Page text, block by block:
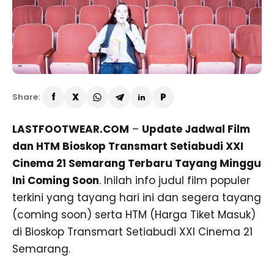
Share:
LASTFOOTWEAR.COM – Update Jadwal Film
dan HTM Bioskop Transmart Setiabudi XXI
Cinema 21 Semarang Terbaru Tayang Minggu
Ini Coming Soon. Inilah info judul film populer
terkini yang tayang hari ini dan segera tayang
(coming soon) serta HTM (Harga Tiket Masuk)
di Bioskop Transmart Setiabudi XXI Cinema 21
Semarang.